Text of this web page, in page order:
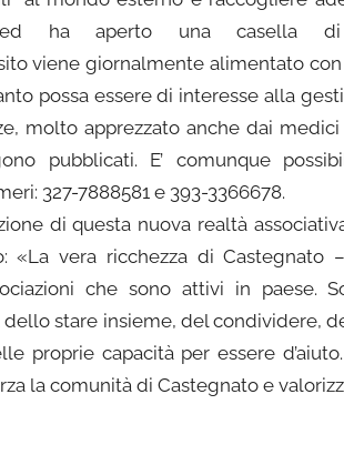
ha aperto una casella di
viene giornalmente alimentato
possa essere di interesse alla
molto apprezzato anche dai
pubblicati. E’ comunque
327-7888581 e 393-3366678.
di questa nuova realtà
«La vera ricchezza di
che sono attivi in paese.
stare insieme, del condividere,
proprie capacità per essere
la comunità di Castegnato e